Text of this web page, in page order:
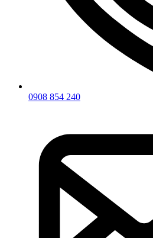
0908 854 240